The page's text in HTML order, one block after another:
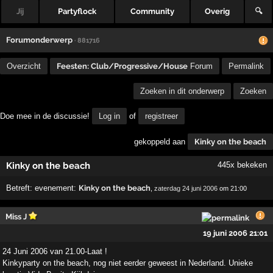
Jij Partyflock Community Overig 🔍
Forumonderwerp · 881716
Overzicht Feesten: Club/Progressive/House Forum Permalink
Zoeken in dit onderwerp Zoeken
Doe mee in de discussie! Log in of registreer
gekoppeld aan Kinky on the beach
Kinky on the beach 445x bekeken
Betreft:evenement: Kinky on the beach ,zaterdag 24 juni 2006 om 21:00
Miss J
19 juni 2006 21:01
24 Juni 2006 van 21.00-Laat !
Kinkyparty on the beach, nog niet eerder geweest in Nederland. Unieke